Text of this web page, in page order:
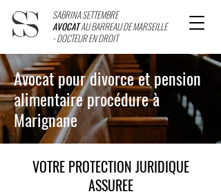
SABRINA SETTEMBRE
AVOCATAU BARREAU DE MARSEILLE
- DOCTEUR EN DROIT
Avocat pour divorce et pension
alimentaire procédure à
Marignane
VOTRE PROTECTION JURIDIQUE
ASSUREE